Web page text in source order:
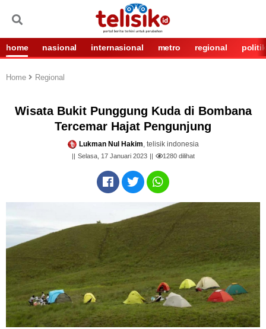
home nasional internasional metro regional politik
Home Regional
Wisata Bukit Punggung Kuda di Bombana
Tercemar Hajat Pengunjung
Lukman Nul Hakim, telisik indonesia
Selasa, 17 Januari 2023 1280dilihat